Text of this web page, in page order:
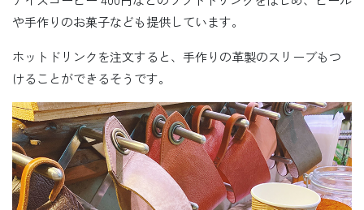
や手作りのお菓子なども提供しています。
ホットドリンクを注文すると、手作りの革製のスリーブもつ
けることができるそうです。